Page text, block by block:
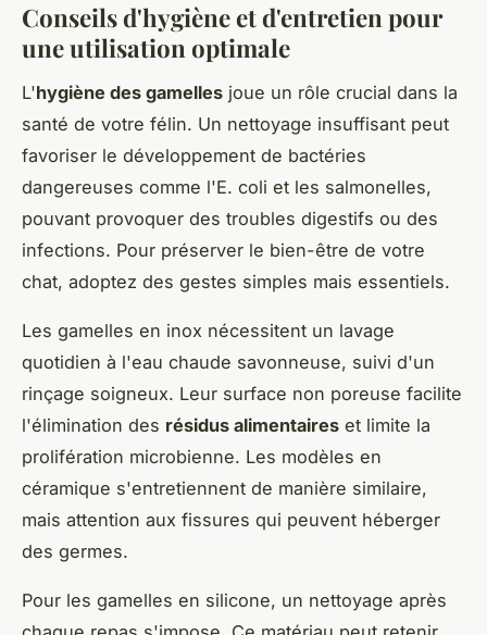
Conseils d'hygiène et d'entretien pour
une utilisation optimale
L'hygiène des gamelles joue un rôle crucial dans la
santé de votre félin. Un nettoyage insuffisant peut
favoriser le développement de bactéries
dangereuses comme l'E. coli et les salmonelles,
pouvant provoquer des troubles digestifs ou des
infections. Pour préserver le bien-être de votre
chat, adoptez des gestes simples mais essentiels.
Les gamelles en inox nécessitent un lavage
quotidien à l'eau chaude savonneuse, suivi d'un
rinçage soigneux. Leur surface non poreuse facilite
l'élimination des résidus alimentaires et limite la
prolifération microbienne. Les modèles en
céramique s'entretiennent de manière similaire,
mais attention aux fissures qui peuvent héberger
des germes.
Pour les gamelles en silicone, un nettoyage après